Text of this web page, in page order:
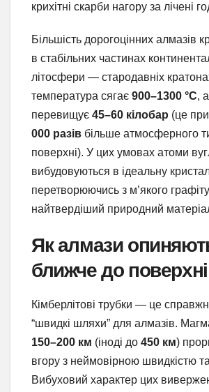
крихітні скарби нагору за лічені
Більшість дорогоцінних алмазів
в стабільних частинах
літосфери — стародавніх
температура сягає 900–1300 °C,
перевищує 45–60 кілобар (це
000 разів більше атмосферного
поверхні). У цих умовах атоми
вибудовуються в ідеальну
перетворюючись з м’якого
найтвердіший природний
Як алмази
ближче до поверхні
Кімберлітові трубки — це
“швидкі шляхи” для алмазів.
150–200 км (іноді до 450 км)
вгору з неймовірною швидкістю
Вибуховий характер цих